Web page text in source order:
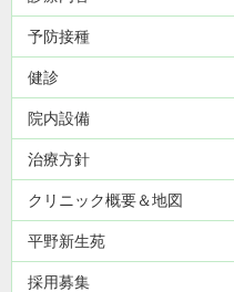
予防接種
健診
院内設備
治療方針
クリニック概要＆地図
平野新生苑
採用募集